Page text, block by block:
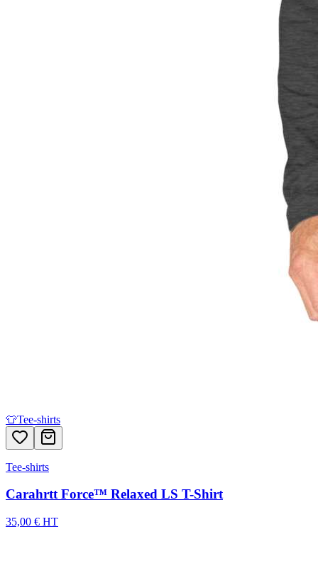
👕Tee-shirts
Tee-shirts
Carahrtt Force™ Relaxed LS T-Shirt
35,00 € HT